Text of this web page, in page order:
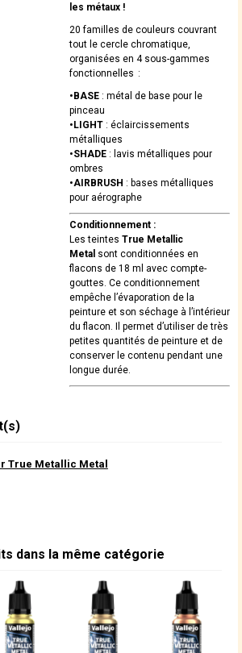
les métaux !
20 familles de couleurs couvrant
tout le cercle chromatique,
organisées en 4 sous-gammes
fonctionnelles :
•BASE : métal de base pour le
pinceau
•LIGHT : éclaircissements
métalliques
•SHADE : lavis métalliques pour
ombres
•AIRBRUSH : bases métalliques
pour aérographe
Conditionnement :
Les teintes True Metallic
Metal sont conditionnées en
flacons de 18 ml avec compte-
gouttes. Ce conditionnement
empêche l’évaporation de la
peinture et son séchage à l’intérieur
du flacon. Il permet d’utiliser de très
petites quantités de peinture et de
conserver le contenu pendant une
longue durée.
True Metallic Metal
dans la même catégorie